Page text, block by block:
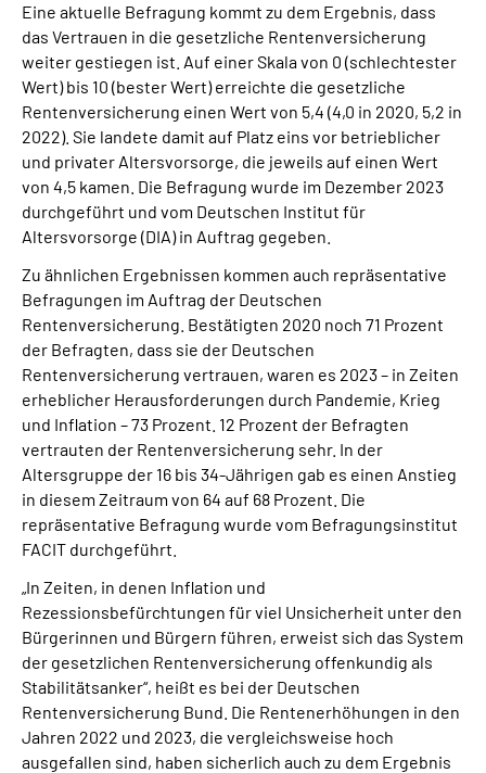
Language
Inhalte in Gebärdensprache (DGS)
Leichte Sprache
Mein Kundenportal
Eine aktuelle Befragung kommt zu dem Ergebnis, dass
das Vertrauen in die gesetzliche Rentenversicherung
weiter gestiegen ist. Auf einer Skala von 0 (schlechtester
Wert) bis 10 (bester Wert) erreichte die gesetzliche
Rentenversicherung einen Wert von 5,4 (4,0 in 2020, 5,2 in
2022). Sie landete damit auf Platz eins vor betrieblicher
und privater Altersvorsorge, die jeweils auf einen Wert
von 4,5 kamen. Die Befragung wurde im Dezember 2023
durchgeführt und vom Deutschen Institut für
Altersvorsorge (DIA) in Auftrag gegeben.
Zu ähnlichen Ergebnissen kommen auch repräsentative
Befragungen im Auftrag der Deutschen
Rentenversicherung. Bestätigten 2020 noch 71 Prozent
der Befragten, dass sie der Deutschen
Rentenversicherung vertrauen, waren es 2023 – in Zeiten
erheblicher Herausforderungen durch Pandemie, Krieg
und Inflation – 73 Prozent. 12 Prozent der Befragten
vertrauten der Rentenversicherung sehr. In der
Altersgruppe der 16 bis 34-Jährigen gab es einen Anstieg
in diesem Zeitraum von 64 auf 68 Prozent. Die
repräsentative Befragung wurde vom Befragungsinstitut
FACIT durchgeführt.
„In Zeiten, in denen Inflation und
Rezessionsbefürchtungen für viel Unsicherheit unter den
Bürgerinnen und Bürgern führen, erweist sich das System
der gesetzlichen Rentenversicherung offenkundig als
Stabilitätsanker“, heißt es bei der Deutschen
Rentenversicherung Bund. Die Rentenerhöhungen in den
Jahren 2022 und 2023, die vergleichsweise hoch
ausgefallen sind, haben sicherlich auch zu dem Ergebnis